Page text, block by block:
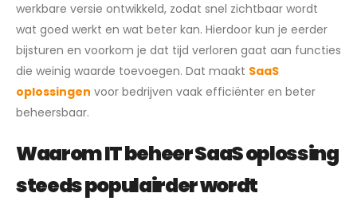
werkbare versie ontwikkeld, zodat snel zichtbaar wordt
wat goed werkt en wat beter kan. Hierdoor kun je eerder
bijsturen en voorkom je dat tijd verloren gaat aan functies
die weinig waarde toevoegen. Dat maakt SaaS
oplossingen voor bedrijven vaak efficiënter en beter
beheersbaar.
Waarom IT beheer SaaS oplossing
steeds populairder wordt